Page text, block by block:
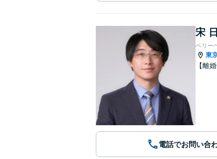
宋
ベリー
東
【離
電話でお問い合